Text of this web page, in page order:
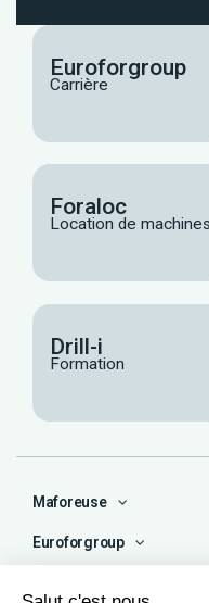
Euroforgroup
Carrière
Foraloc
Location de machines
Drill-i
Formation
Maforeuse
Euroforgroup